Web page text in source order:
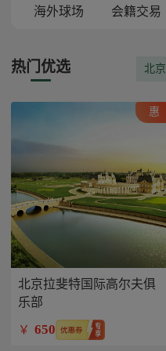
海外球场 会籍交易
热门优选 北京
惠
北京拉斐特国际高尔夫俱
乐部
￥ 650